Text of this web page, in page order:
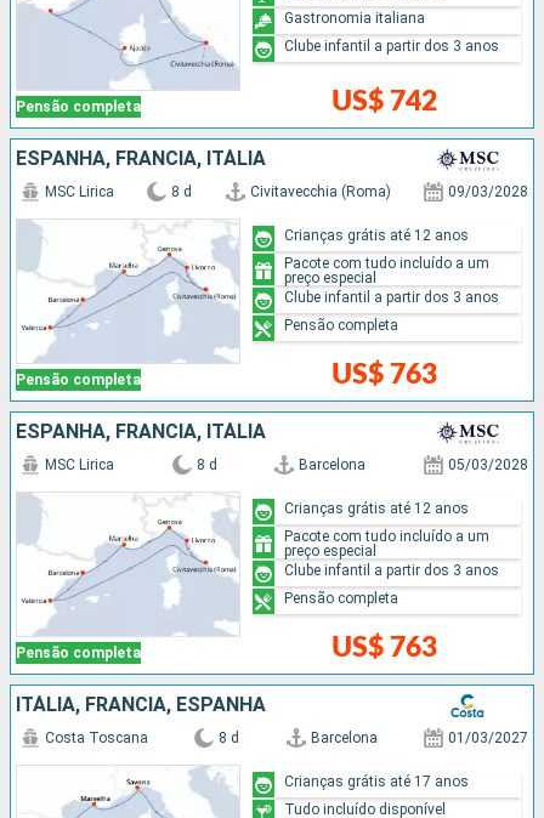
Pensão completa US$ 742
Gastronomia italiana
Clube infantil a partir dos 3 anos
ESPANHA, FRANCIA, ITÁLIA
Pensão completa
MSC Lirica 8 d Civitavecchia (Roma) 09/03/2028
US$ 763
Crianças grátis até 12 anos
Pacote com tudo incluído a um
preço especial
Clube infantil a partir dos 3 anos
Pensão completa
ESPANHA, FRANCIA, ITÁLIA
Pensão completa
MSC Lirica 8 d Barcelona 05/03/2028
US$ 763
Crianças grátis até 12 anos
Pacote com tudo incluído a um
preço especial
Clube infantil a partir dos 3 anos
Pensão completa
ITÁLIA, FRANCIA, ESPANHA
Costa Toscana 8 d Barcelona 01/03/2027
Crianças grátis até 17 anos
Tudo incluído disponível